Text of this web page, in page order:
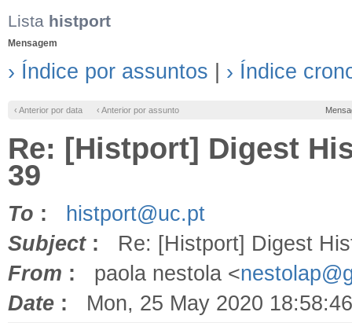
Lista histport
Mensagem
› Índice por assuntos › Índice
‹ Anterior por data ‹ Anterior por assunto
Re: [Histport] Digest
39
To :
histport@uc.pt
Subject: Re: [Histport] Digest
From : paola nestola <
Date : Mon, 25 May 2020